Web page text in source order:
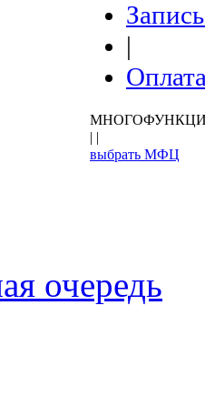
|
| |
выбрать МФЦ
очередь